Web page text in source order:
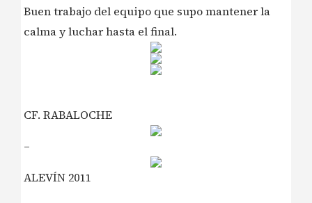
Buen trabajo del equipo que supo mantener la
calma y luchar hasta el final.
CF. RABALOCHE
–
ALEVÍN 2011